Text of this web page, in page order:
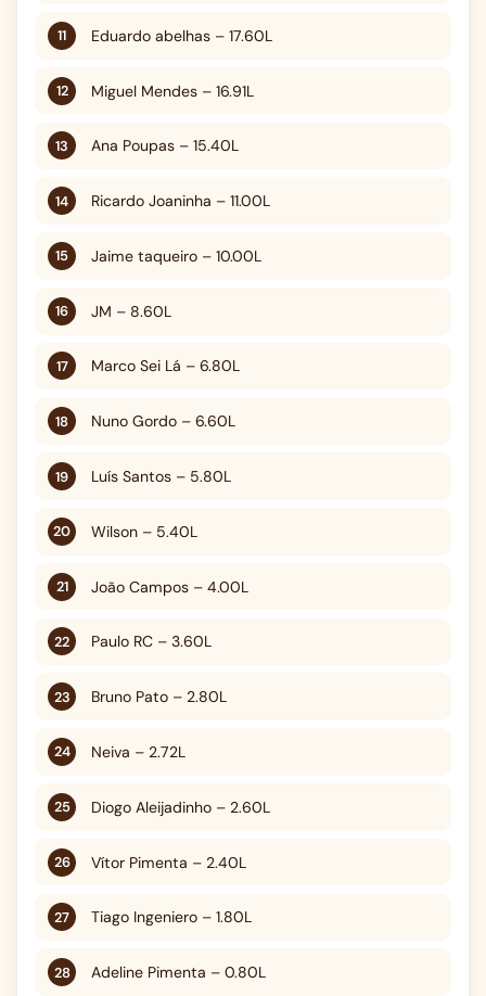
Eduardo abelhas – 17.60L
Miguel Mendes – 16.91L
Ana Poupas – 15.40L
Ricardo Joaninha – 11.00L
Jaime taqueiro – 10.00L
JM – 8.60L
Marco Sei Lá – 6.80L
Nuno Gordo – 6.60L
Luís Santos – 5.80L
Wilson – 5.40L
João Campos – 4.00L
Paulo RC – 3.60L
Bruno Pato – 2.80L
Neiva – 2.72L
Diogo Aleijadinho – 2.60L
Vítor Pimenta – 2.40L
Tiago Ingeniero – 1.80L
Adeline Pimenta – 0.80L